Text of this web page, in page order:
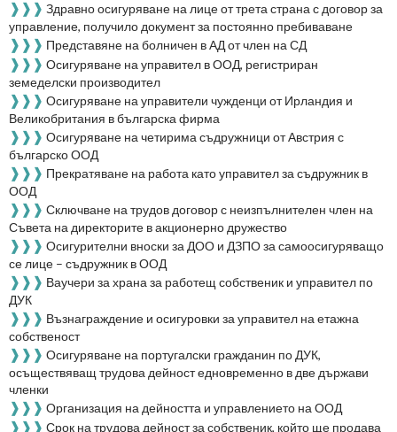
❱❱❱ Здравно осигуряване на лице от трета страна с договор за
управление, получило документ за постоянно пребиваване
❱❱❱ Представяне на болничен в АД от член на СД
❱❱❱ Осигуряване на управител в ООД, регистриран
земеделски производител
❱❱❱ Осигуряване на управители чужденци от Ирландия и
Великобритания в българска фирма
❱❱❱ Осигуряване на четирима съдружници от Австрия с
българско ООД
❱❱❱ Прекратяване на работа като управител за съдружник в
ООД
❱❱❱ Сключване на трудов договор с неизпълнителен член на
Съвета на директорите в акционерно дружество
❱❱❱ Осигурителни вноски за ДОО и ДЗПО за самоосигуряващо
се лице – съдружник в ООД
❱❱❱ Ваучери за храна за работещ собственик и управител по
ДУК
❱❱❱ Възнаграждение и осигуровки за управител на етажна
собственост
❱❱❱ Осигуряване на португалски гражданин по ДУК,
осъществяващ трудова дейност едновременно в две държави
членки
❱❱❱ Организация на дейността и управлението на ООД
❱❱❱ Срок на трудова дейност за собственик, който ще продава